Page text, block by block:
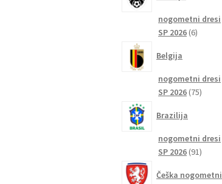
nogometni dresi
SP 2026 66
Belgija
nogometni dresi
SP 2026 7575
Brazilija
nogometni dresi
SP 2026 9191
Češka nogometni